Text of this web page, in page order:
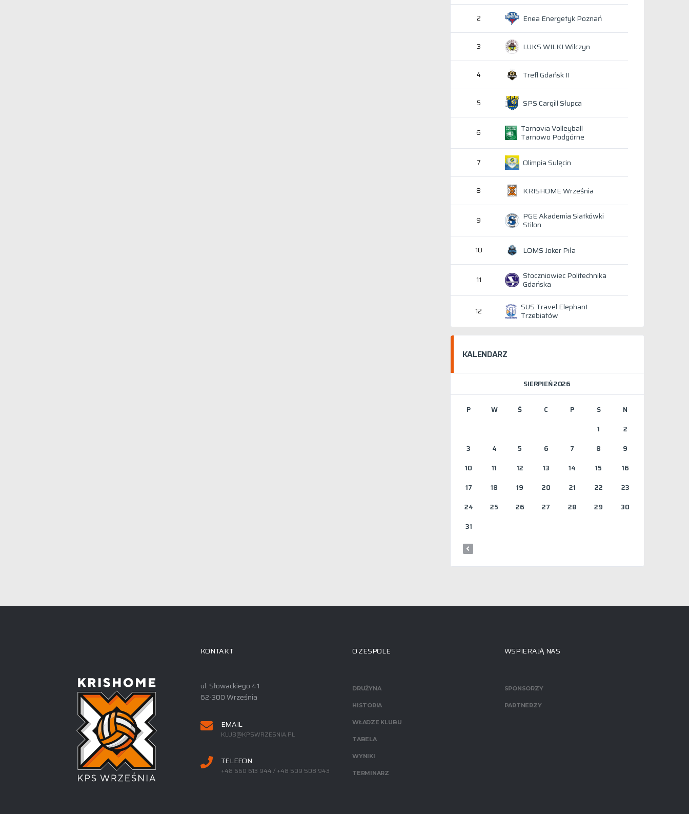
2 Enea Energetyk Poznań
3 LUKS WILKI Wilczyn
4 Trefl Gdańsk II
5 SPS Cargill Słupca
6 Tarnovia Volleyball
Tarnowo Podgórne
7 Olimpia Sulęcin
8 KRISHOME Września
9 PGE Akademia Siatkówki
Stilon
10 LOMS Joker Piła
11 Stoczniowiec Politechnika
Gdańska
12 SUS Travel Elephant
Trzebiatów
KALENDARZ
SIERPIEŃ 2026
P W Ś C P S
N
1
2
3
4 5 6 7 8
9
10
11 12 13 14 15
16
17
18 19 20 21 22
23
24
25 26 27 28 29
30
31
KONTAKT
ul. Słowackiego 41
62-300 Września
EMAIL
KLUB@KPSWRZESNIA.PL
TELEFON
+48 660 613 944 / +48 509 508 943
O ZESPOLE
DRUŻYNA
HISTORIA
WŁADZE KLUBU
TABELA
WYNIKI
TERMINARZ
WSPIERAJĄ NAS
SPONSORZY
PARTNERZY